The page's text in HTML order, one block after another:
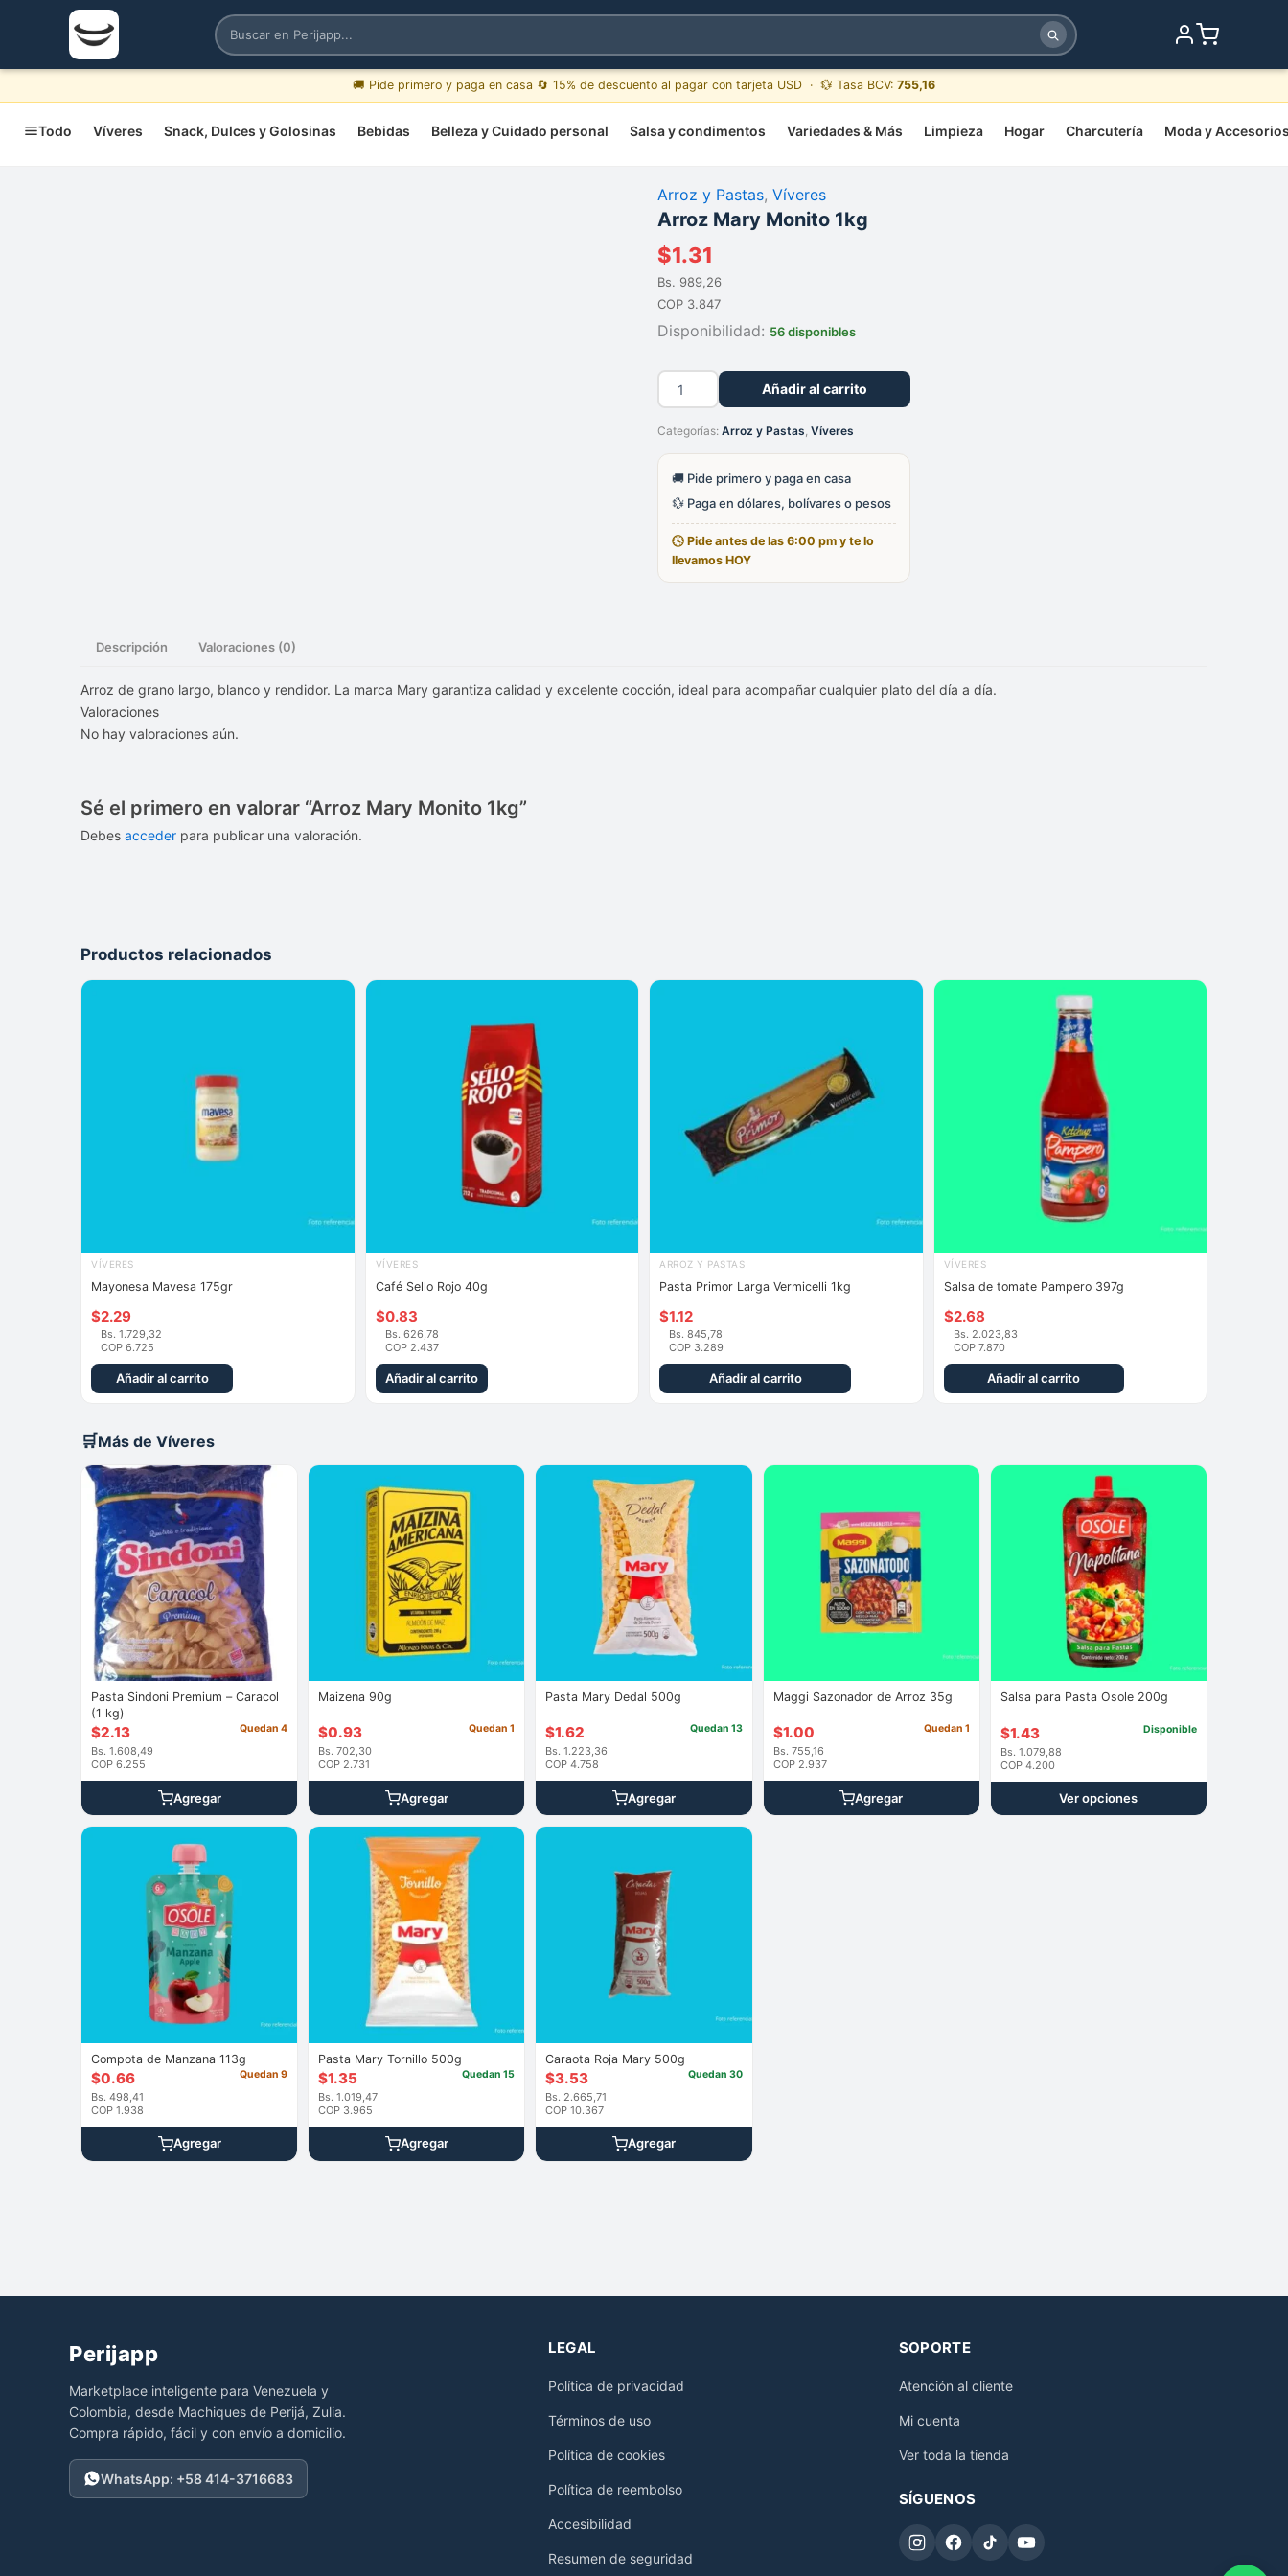
🚚 Pide primero y paga en casa 🔄 15% de descuento al pagar con tarjeta USD · 💱 Tasa BCV: 755,16
Todo Víveres Snack, Dulces y Golosinas Bebidas Belleza y Cuidado personal Salsa y condimentos Variedades & Más Limpieza Hogar Charcutería Moda y
Arroz y Pastas, Víveres
Arroz Mary Monito 1kg
$1.31
Bs. 989,26
COP 3.847
Disponibilidad: 56 disponibles
Arroz
Mary
1kg
cantidad
Añadir al carrito
Categorías: Arroz y Pastas, Víveres
🚚 Pide primero y paga en casa
💱 Paga en dólares, bolívares o pesos
🕓 Pide antes de las 6:00 pm y te lo
llevamos HOY
Descripción Valoraciones (0)
Arroz de grano largo, blanco y rendidor. La marca Mary garantiza calidad y excelente cocción, ideal para acompañar cualquier plato del día a día.
Valoraciones
No hay valoraciones aún.
Sé el primero en valorar “Arroz Mary Monito 1kg”
Debes acceder para publicar una valoración.
Productos relacionados
VÍVERES
Mayonesa Mavesa 175gr
$2.29
Bs. 1.729,32
COP 6.725
Añadir al carrito
VÍVERES
Café Sello Rojo 40g
$0.83
Bs. 626,78
COP 2.437
Añadir al carrito
ARROZ Y PASTAS
Pasta Primor Larga Vermicelli 1kg
$1.12
Bs. 845,78
COP 3.289
Añadir al carrito
VÍVERES
Salsa de tomate Pampero 397g
$2.68
Bs. 2.023,83
COP 7.870
Añadir al carrito
🛒Más de Víveres
Pasta Sindoni Premium – Caracol
(1 kg)
$2.13
Bs. 1.608,49
COP 6.255
Quedan 4
Agregar
Maizena 90g
$0.93
Bs. 702,30
COP 2.731
Quedan 1
Agregar
Pasta Mary Dedal 500g
$1.62
Bs. 1.223,36
COP 4.758
Quedan 13
Agregar
Maggi Sazonador de Arroz 35g
$1.00
Bs. 755,16
COP 2.937
Quedan 1
Agregar
Salsa para Pasta Osole 200g
$1.43
Bs. 1.079,88
COP 4.200
Disponible
Ver opciones
Compota de Manzana 113g
$0.66
Bs. 498,41
COP 1.938
Quedan 9
Agregar
Pasta Mary Tornillo 500g
$1.35
Bs. 1.019,47
COP 3.965
Quedan 15
Agregar
Caraota Roja Mary 500g
$3.53
Bs. 2.665,71
COP 10.367
Quedan 30
Agregar
Perijapp
Marketplace inteligente para Venezuela y
Colombia, desde Machiques de Perijá, Zulia.
Compra rápido, fácil y con envío a domicilio.
WhatsApp: +58 414-3716683
LEGAL
Política de privacidad
Términos de uso
Política de cookies
Política de reembolso
Accesibilidad
Resumen de seguridad
SOPORTE
Atención al cliente
Mi cuenta
Ver toda la tienda
SÍGUENOS